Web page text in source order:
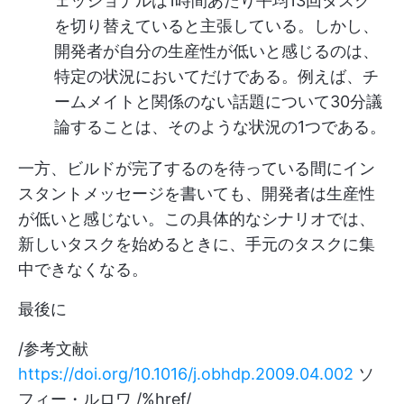
を切り替えていると主張している。しかし、
開発者が自分の生産性が低いと感じるのは、
特定の状況においてだけである。例えば、チ
ームメイトと関係のない話題について30分議
論することは、そのような状況の1つである。
一方、ビルドが完了するのを待っている間にイン
スタントメッセージを書いても、開発者は生産性
が低いと感じない。この具体的なシナリオでは、
新しいタスクを始めるときに、手元のタスクに集
中できなくなる。
最後に
/参考文献
https://doi.org/10.1016/j.obhdp.2009.04.002 ソ
フィー・ルロワ /%href/